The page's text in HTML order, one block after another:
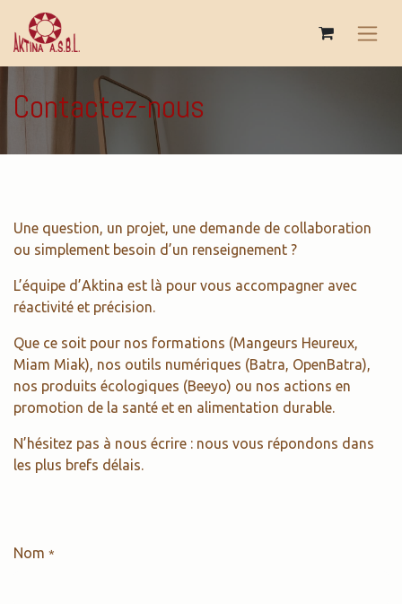
Se rendre au contenu
Contactez-nous
Une question, un projet, une demande de collaboration
ou simplement besoin d’un renseignement ?
L’équipe d’Aktina est là pour vous accompagner avec
réactivité et précision.
Que ce soit pour nos formations (Mangeurs Heureux,
Miam Miak), nos outils numériques (Batra, OpenBatra),
nos produits écologiques (Beeyo) ou nos actions en
promotion de la santé et en alimentation durable.
N’hésitez pas à nous écrire : nous vous répondons dans
les plus brefs délais.
Nom *